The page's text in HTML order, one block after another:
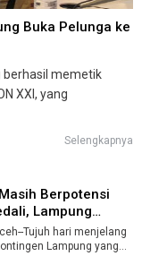
Buka Pelunga ke
berhasil memetik
XXI, yang
Selengkapnya
Berpotensi
Lampung
Tujuh hari menjelang
Lampung yang